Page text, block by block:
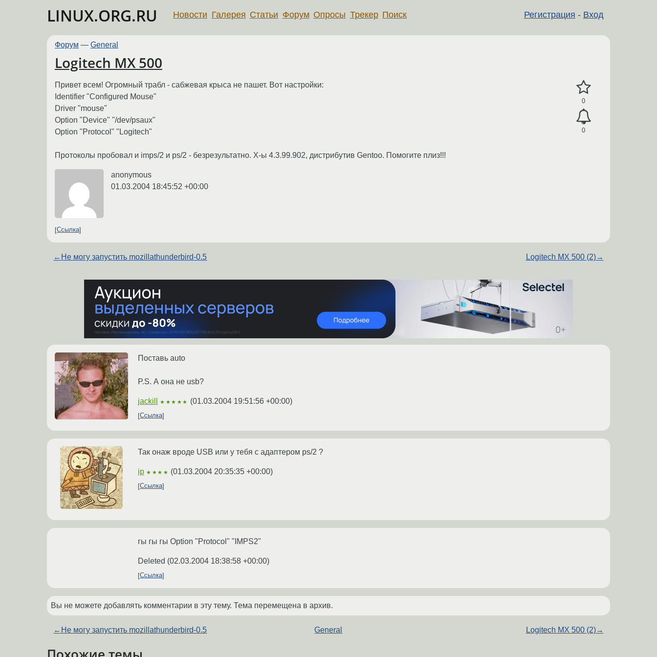
LINUX.ORG.RU Регистрация - Вход
Новости Галерея Статьи Форум Опросы Трекер Поиск
Форум — General
Logitech MX 500
0
0
Привет всем! Огромный трабл - сабжевая крыса не пашет. Вот настройки:
Identifier "Configured Mouse"
Driver "mouse"
Option "Device" "/dev/psaux"
Option "Protocol" "Logitech"
Протоколы пробовал и imps/2 и ps/2 - безрезультатно. Х-ы 4.3.99.902, дистрибутив Gentoo. Помогите плиз!!!
anonymous
01.03.2004 18:45:52 +00:00
Ссылка
← Не могу запустить mozillathunderbird-0.5 Logitech MX 500 (2)→
Поставь auto
P.S. А она не usb?
jackill ★★★★★ (01.03.2004 19:51:56 +00:00)
Ссылка
Так онаж вроде USB или у тебя с адаптером ps/2 ?
ip ★★★★ (01.03.2004 20:35:35 +00:00)
Ссылка
гы гы гы Option "Protocol" "IMPS2"
Deleted (02.03.2004 18:38:58 +00:00)
Ссылка
Вы не можете добавлять комментарии в эту тему. Тема перемещена в архив.
← Не могу запустить mozillathunderbird-0.5 General Logitech MX 500 (2)→